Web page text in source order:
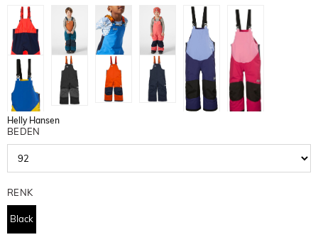
Helly Hansen
BEDEN
RENK
Black